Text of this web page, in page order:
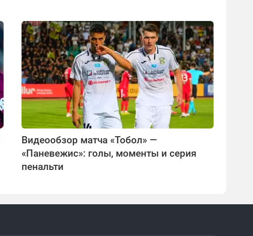
Видеообзор матча «Тобол» —
«Паневежис»: голы, моменты и серия
пенальти